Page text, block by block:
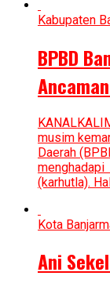
Kabupaten
BPBD
musim
Daerah
menghadapi
(karhutla).
Kota
Ani